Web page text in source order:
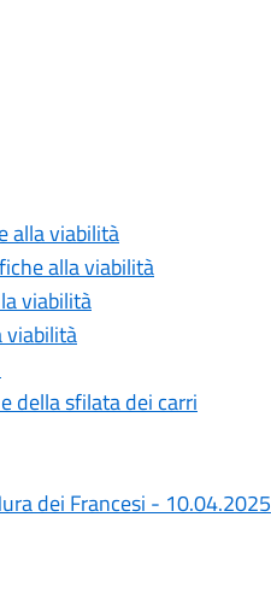
alla viabilità
alla viabilità
viabilità
viabilità
della sfilata dei carri
dei Francesi - 10.04.2025